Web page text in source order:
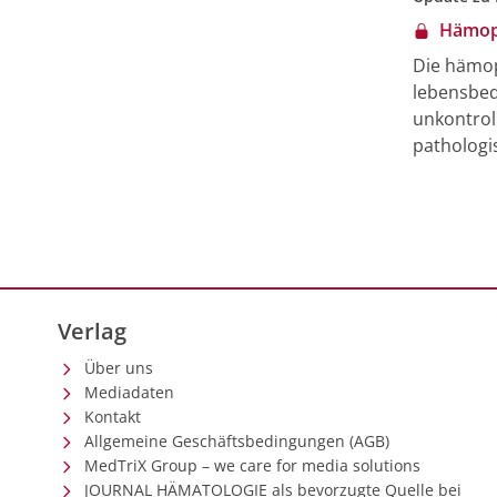
Die
Fällen
Verlag
Über uns
Mediadaten
Kontakt
Allgemeine Geschäftsbedingungen (AGB)
MedTriX Group – we care for media solutions
JOURNAL HÄMATOLOGIE als bevorzugte Quelle bei